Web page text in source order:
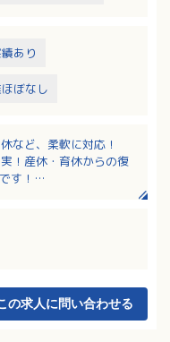
あり
ぼなし
など、柔軟に対応！
！産休・育休からの復
す！
き添い、指導いたしま
の求人に問い合わせる